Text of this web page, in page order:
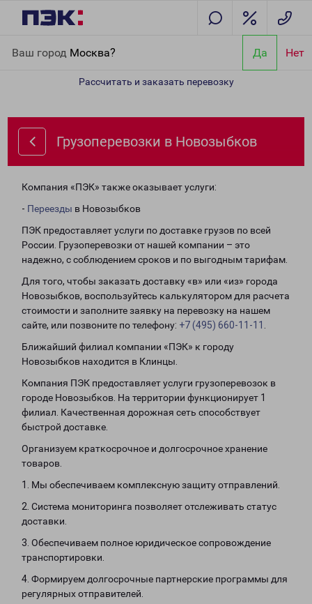
Ваш город Москва? Да Нет
Рассчитать и заказать перевозку
Грузоперевозки в Новозыбков
Компания «ПЭК» также оказывает услуги:
- Переезды в Новозыбков
ПЭК предоставляет услуги по доставке грузов по всей
России. Грузоперевозки от нашей компании – это
надежно, с соблюдением сроков и по выгодным тарифам.
Для того, чтобы заказать доставку «в» или «из» города
Новозыбков, воспользуйтесь калькулятором для расчета
стоимости и заполните заявку на перевозку на нашем
сайте, или позвоните по телефону: +7 (495) 660-11-11
Ближайший филиал компании «ПЭК» к городу
Новозыбков находится в Клинцы.
Компания ПЭК предоставляет услуги грузоперевозок в
городе Новозыбков. На территории функционирует 1
филиал. Качественная дорожная сеть способствует
быстрой доставке.
Организуем краткосрочное и долгосрочное хранение
товаров.
1. Мы обеспечиваем комплексную защиту отправлений.
2. Система мониторинга позволяет отслеживать статус
доставки.
3. Обеспечиваем полное юридическое сопровождение
транспортировки.
4. Формируем долгосрочные партнерские программы для
регулярных отправителей.